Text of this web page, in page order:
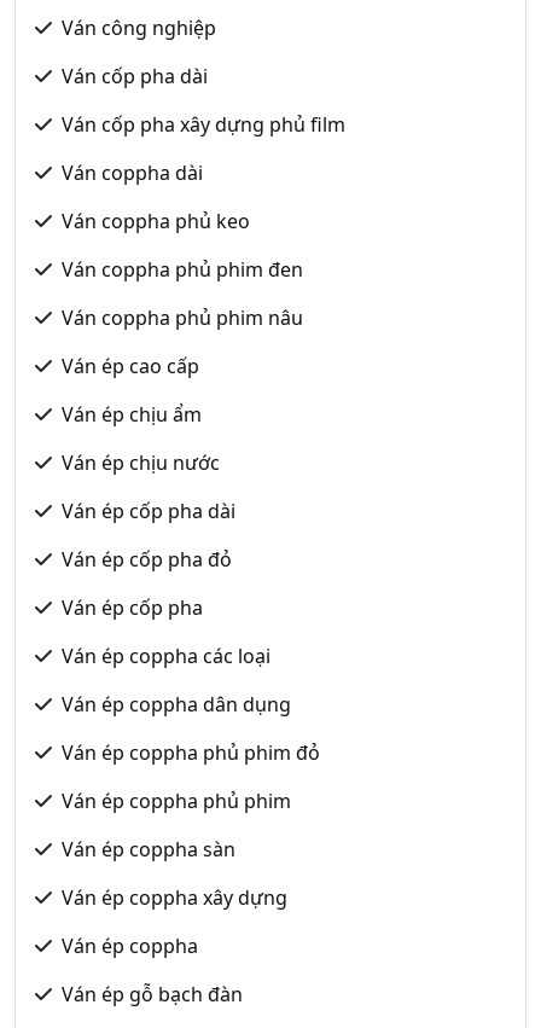
Ván công nghiệp
Ván cốp pha dài
Ván cốp pha xây dựng phủ film
Ván coppha dài
Ván coppha phủ keo
Ván coppha phủ phim đen
Ván coppha phủ phim nâu
Ván ép cao cấp
Ván ép chịu ẩm
Ván ép chịu nước
Ván ép cốp pha dài
Ván ép cốp pha đỏ
Ván ép cốp pha
Ván ép coppha các loại
Ván ép coppha dân dụng
Ván ép coppha phủ phim đỏ
Ván ép coppha phủ phim
Ván ép coppha sàn
Ván ép coppha xây dựng
Ván ép coppha
Ván ép gỗ bạch đàn